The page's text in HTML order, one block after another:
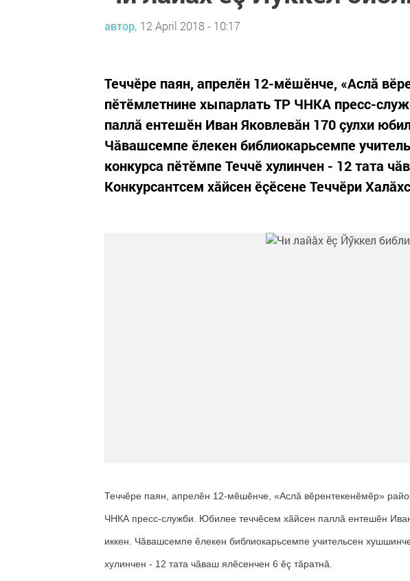
автор, 12 April 2018 - 10:17
Теччӗре паян, апрелӗн 12-мӗшӗнче, «Аслă
пӗтӗмлетнине хыпарлать ТР ЧНКА пресс-
паллă ентешӗн Иван Яковлевăн 170 çулхи
Чăвашсемпе ӗлекен библиокарьсемпе
конкурса пӗтӗмпе Теччӗ хулинчен - 12 тата
Конкурсантсем хăйсен ӗçӗсене Теччӗри
Теччӗре паян, апрелӗн 12-мӗшӗнче, «Аслă вӗрентекенӗмӗр»
ЧНКА пресс-служби. Юбилее теччӗсем хăйсен паллă ентешӗн
иккен. Чăвашсемпе ӗлекен библиокарьсемпе учительсен
хулинчен - 12 тата чăваш ялӗсенчен 6 ӗç тăратнă.